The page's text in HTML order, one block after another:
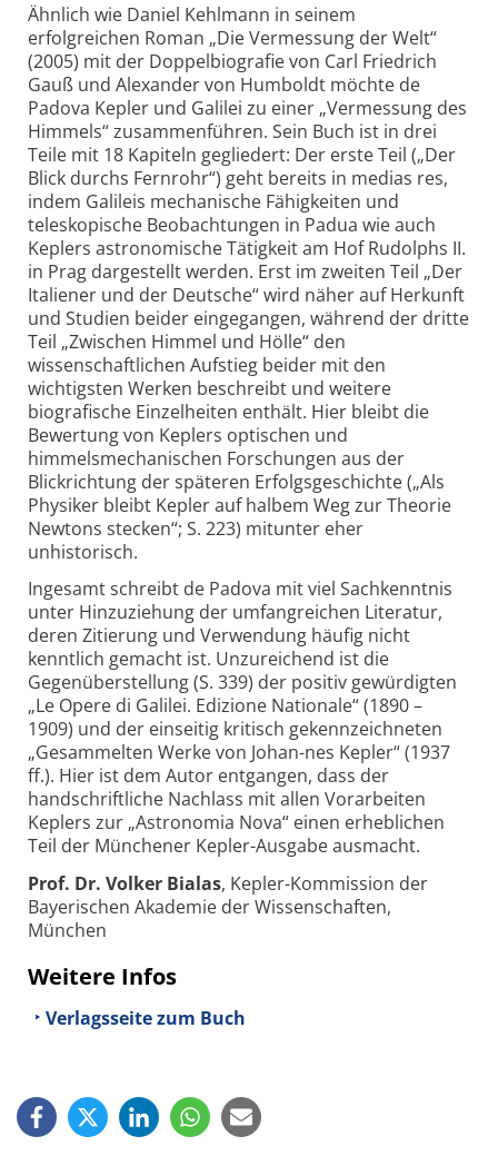
Ähnlich wie Daniel Kehlmann in seinem
erfolgreichen Roman „Die Vermessung der Welt“
(2005) mit der Doppelbiografie von Carl Friedrich
Gauß und Alexander von Humboldt möchte de
Padova Kepler und Galilei zu einer „Vermessung des
Himmels“ zusammenführen. Sein Buch ist in drei
Teile mit 18 Kapiteln gegliedert: Der erste Teil („Der
Blick durchs Fernrohr“) geht bereits in medias res,
indem Galileis mechanische Fähigkeiten und
teleskopische Beobachtungen in Padua wie auch
Keplers astronomische Tätigkeit am Hof Rudolphs II.
in Prag dargestellt werden. Erst im zweiten Teil „Der
Italiener und der Deutsche“ wird näher auf Herkunft
und Studien beider eingegangen, während der dritte
Teil „Zwischen Himmel und Hölle“ den
wissenschaftlichen Aufstieg beider mit den
wichtigsten Werken beschreibt und weitere
biografische Einzelheiten enthält. Hier bleibt die
Bewertung von Keplers optischen und
himmelsmechanischen Forschungen aus der
Blickrichtung der späteren Erfolgsgeschichte („Als
Physiker bleibt Kepler auf halbem Weg zur Theorie
Newtons stecken“; S. 223) mitunter eher
unhistorisch.
Ingesamt schreibt de Padova mit viel Sachkenntnis
unter Hinzuziehung der umfangreichen Literatur,
deren Zitierung und Verwendung häufig nicht
kenntlich gemacht ist. Unzureichend ist die
Gegenüberstellung (S. 339) der positiv gewürdigten
„Le Opere di Galilei. Edizione Nationale“ (1890 –
1909) und der einseitig kritisch gekennzeichneten
„Gesammelten Werke von Johan-nes Kepler“ (1937
ff.). Hier ist dem Autor entgangen, dass der
handschriftliche Nachlass mit allen Vorarbeiten
Keplers zur „Astronomia Nova“ einen erheblichen
Teil der Münchener Kepler-Ausgabe ausmacht.
Prof. Dr. Volker Bialas, Kepler-Kommission der
Bayerischen Akademie der Wissenschaften,
München
Weitere Infos
Verlagsseite zum Buch